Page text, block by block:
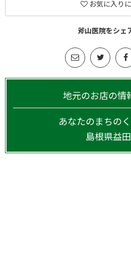
お気に入り
斧山医院をシェ
地元のお店の情
あなたのまちの
島根県益